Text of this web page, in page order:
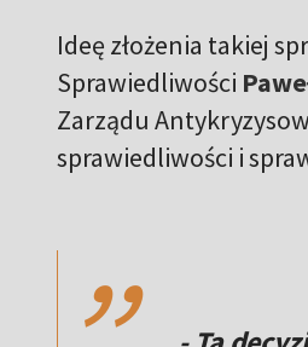
Ideę złożenia takiej
Sprawiedliwości
Zarządu
sprawiedliwości i
,,